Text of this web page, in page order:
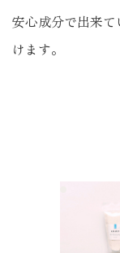
安心成分で出来
けます。